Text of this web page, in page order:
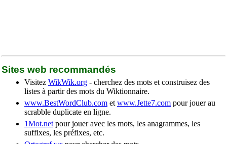
Sites web recommandés
Visitez WikWik.org - cherchez des mots et construisez des
listes à partir des mots du Wiktionnaire.
www.BestWordClub.com et www.Jette7.com pour jouer au
scrabble duplicate en ligne.
1Mot.net pour jouer avec les mots, les anagrammes, les
suffixes, les préfixes, etc.